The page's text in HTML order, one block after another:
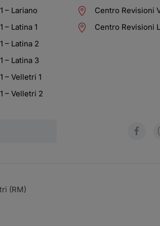
– Lariano
– Latina 1
– Latina 2
– Latina 3
– Velletri 1
– Velletri 2
Centro Revisioni
Centro Revisioni
(RM)